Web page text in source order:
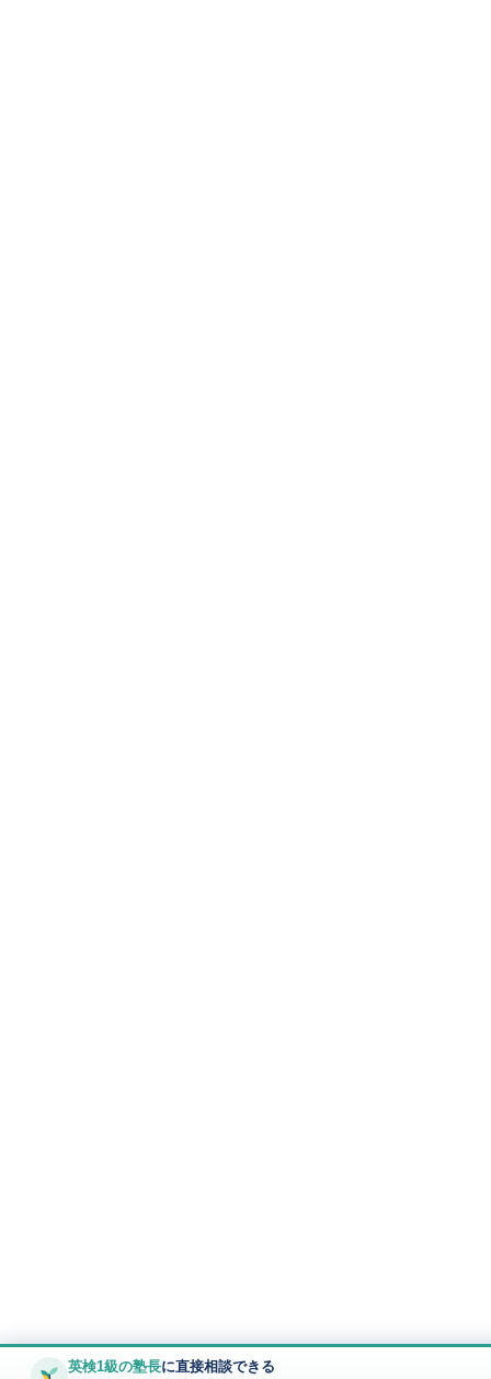
英検1級の塾長に直接相談できる